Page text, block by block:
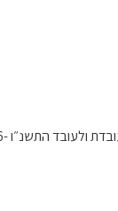
ולעובד התשנ״ו -1996.